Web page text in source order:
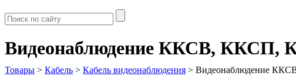
Видеонаблюдение ККСВ,
Товары > Кабель > Кабель видеонаблюдения > Видеонаблюдение